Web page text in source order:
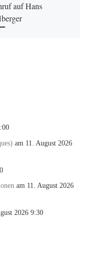
auf Hans
am 11. August 2026
am 11. August 2026
2026 9:30